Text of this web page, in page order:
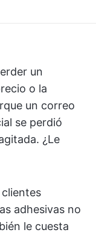
un
o la
un correo
se perdió
¿Le
adhesivas no
le cuesta